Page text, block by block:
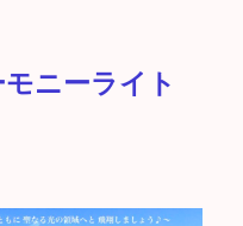
ニーライト